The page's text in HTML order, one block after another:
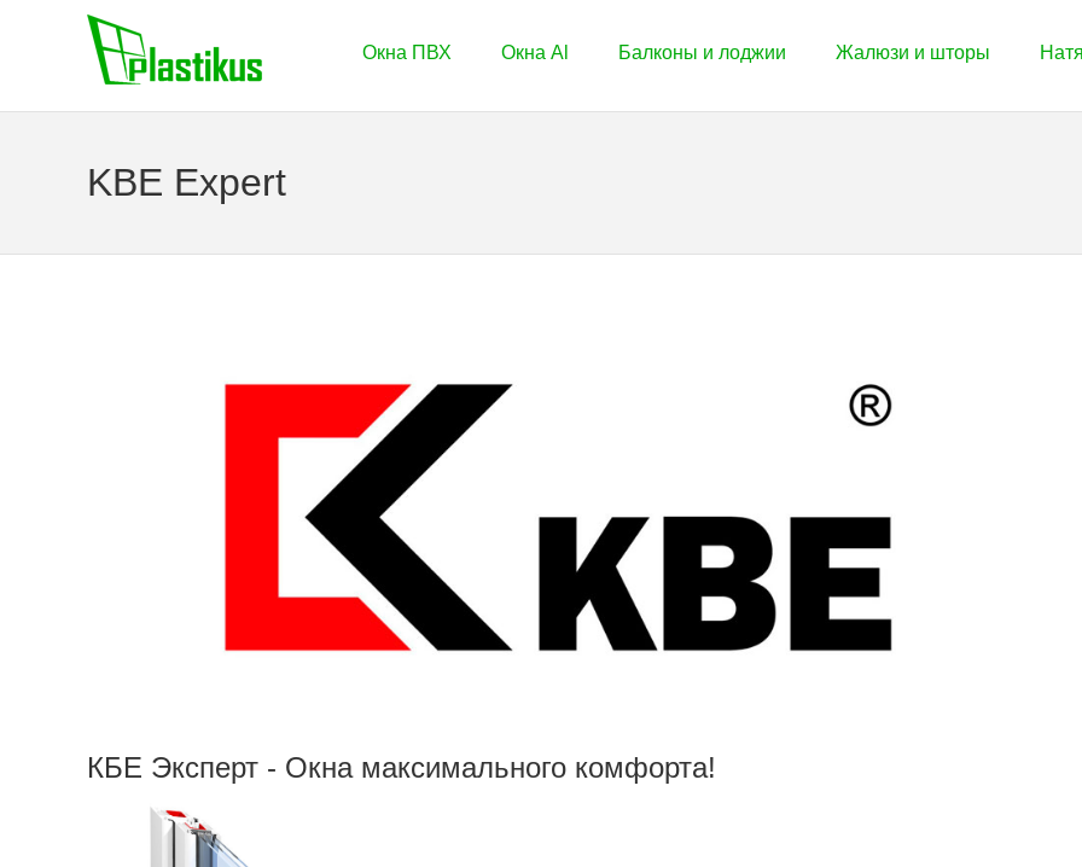
Окна ПВХ Окна Al Балконы и лоджии Жалюзи и шторы
KBE Expert
КБЕ Эксперт - Окна максимального комфорта!